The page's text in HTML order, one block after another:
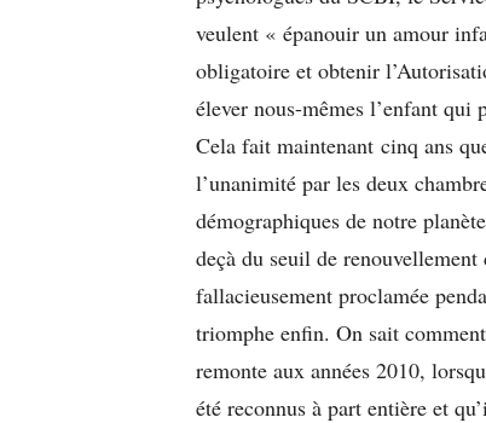
veulent « épanouir un amour
obligatoire et obtenir
élever nous-mêmes l’enfant qui
Cela fait maintenant cinq ans
l’unanimité par les deux
démographiques de notre
deçà du seuil de
fallacieusement proclamée
triomphe enfin. On sait
remonte aux années 2010,
été reconnus à part entière et